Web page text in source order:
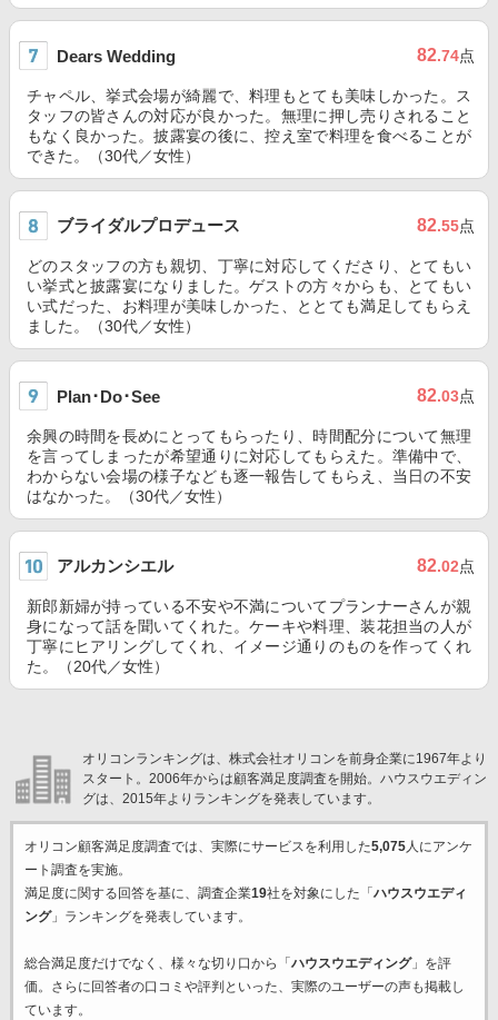
Dears Wedding 82.74点
チャペル、挙式会場が綺麗で、料理もとても美味しかった。ス
タッフの皆さんの対応が良かった。無理に押し売りされること
もなく良かった。披露宴の後に、控え室で料理を食べることが
できた。（30代／女性）
ブライダルプロデュース 82.55点
どのスタッフの方も親切、丁寧に対応してくださり、とてもい
い挙式と披露宴になりました。ゲストの方々からも、とてもい
い式だった、お料理が美味しかった、ととても満足してもらえ
ました。（30代／女性）
Plan･Do･See 82.03点
余興の時間を長めにとってもらったり、時間配分について無理
を言ってしまったが希望通りに対応してもらえた。準備中で、
わからない会場の様子なども逐一報告してもらえ、当日の不安
はなかった。（30代／女性）
アルカンシエル 82.02点
新郎新婦が持っている不安や不満についてプランナーさんが親
身になって話を聞いてくれた。ケーキや料理、装花担当の人が
丁寧にヒアリングしてくれ、イメージ通りのものを作ってくれ
た。（20代／女性）
オリコンランキングは、株式会社オリコンを前身企業に1967年より
スタート。2006年からは顧客満足度調査を開始。ハウスウエディン
グは、2015年よりランキングを発表しています。
オリコン顧客満足度調査では、実際にサービスを利用した5,075人にアンケ
ート調査を実施。
満足度に関する回答を基に、調査企業19社を対象にした「 ハウスウエディ
ング」ランキングを発表しています。
総合満足度だけでなく、様々な切り口から「 ハウスウエディング」を評
価。さらに回答者の口コミや評判といった、実際のユーザーの声も掲載し
ています。